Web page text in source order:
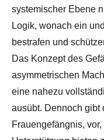
systemischer Ebene
Logik, wonach ein
bestrafen und
Das Konzept des
asymmetrischen
eine nahezu
ausübt. Dennoch gibt
Frauengefängnis,